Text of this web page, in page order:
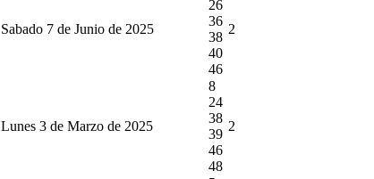
Sabado 7 de Junio de 2025
26
36
38
40
46
2
Lunes 3 de Marzo de 2025
8
24
38
39
46
48
2